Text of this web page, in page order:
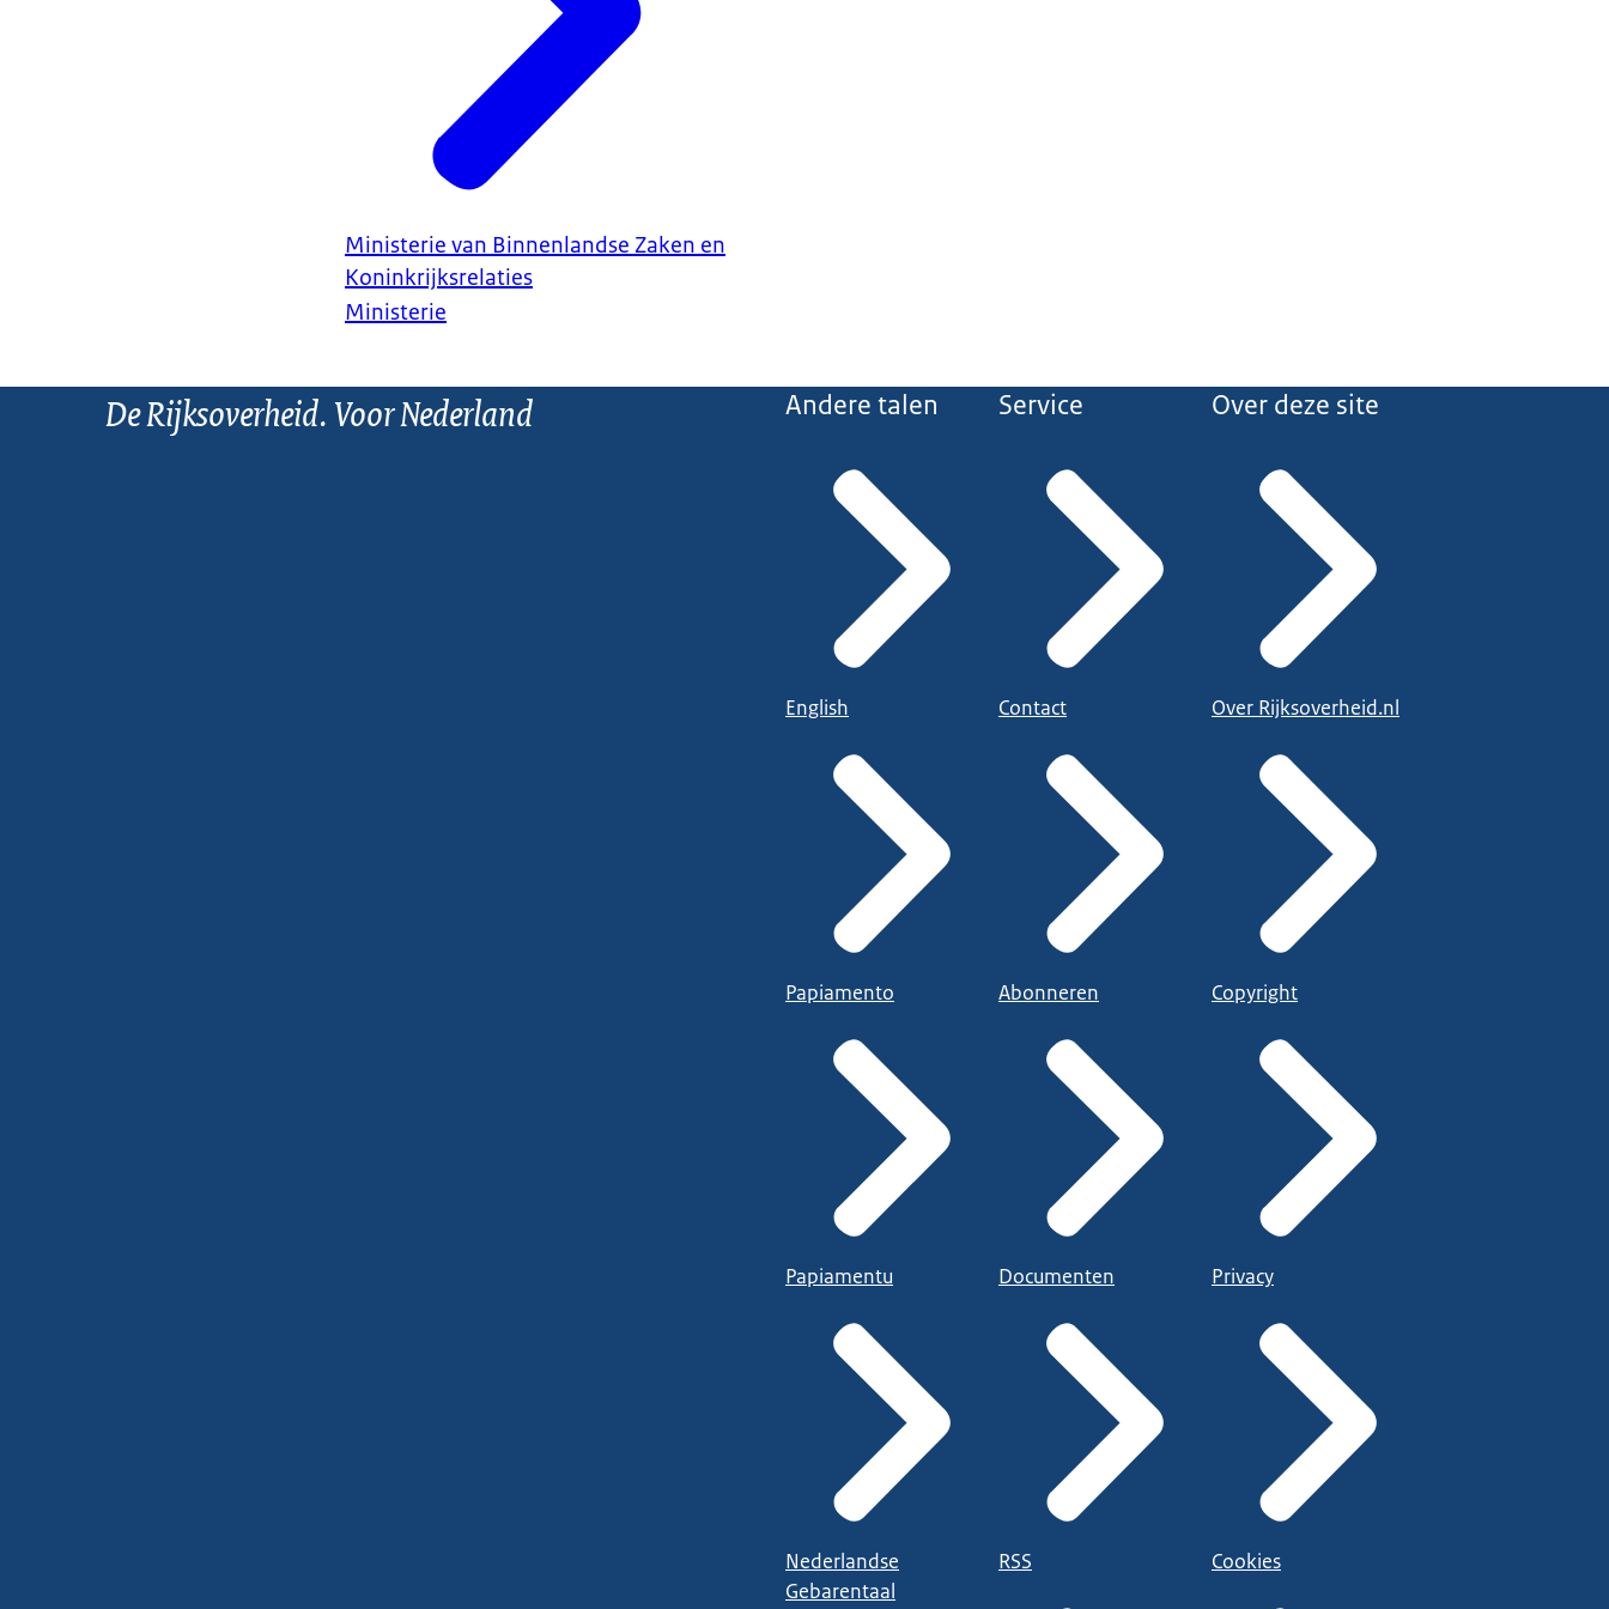
Ministerie van Binnenlandse Zaken en
Koninkrijksrelaties
Ministerie
De Rijksoverheid. Voor Nederland Andere talen
English
Papiamento
Papiamentu
Nederlandse
Gebarentaal
Service
Contact
Abonneren
Documenten
RSS
Over deze site
Over Rijksoverheid.nl
Copyright
Privacy
Cookies